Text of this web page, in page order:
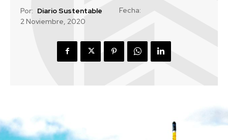
Por: Diario Sustentable
Fecha:
2 Noviembre, 2020